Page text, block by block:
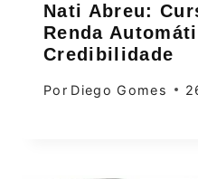
Nati Abreu:
Renda
Credibilidade
Por Diego Gomes